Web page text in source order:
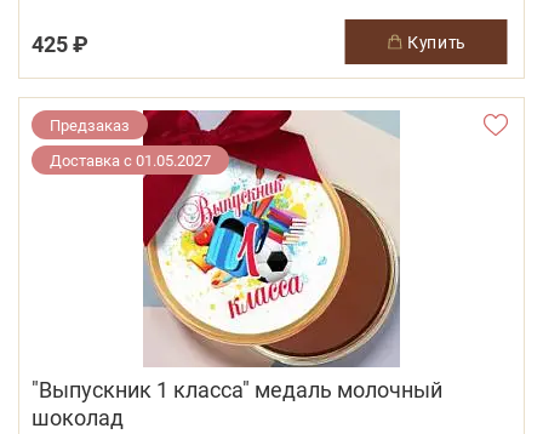
425 ₽ купить
Предзаказ
Доставка с 01.05.2027
"Выпускник 1 класса" медаль молочный
шоколад